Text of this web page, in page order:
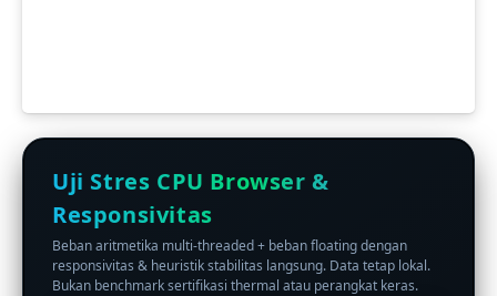
Uji Stres CPU Browser &
Responsivitas
Beban aritmetika multi-threaded + beban floating dengan
responsivitas & heuristik stabilitas langsung. Data tetap lokal.
Bukan benchmark sertifikasi thermal atau perangkat keras.